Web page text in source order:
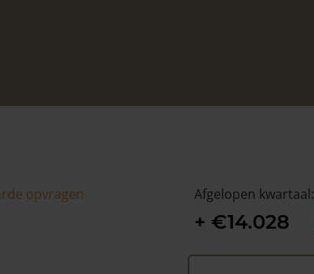
opvragen
Afgelopen kwartaal:
+ €14.028